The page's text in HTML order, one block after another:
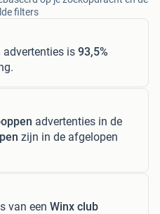
filters
advertenties is 93,5%
advertenties in de
zijn in de afgelopen
van een Winx club